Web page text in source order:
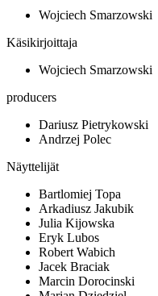
Wojciech Smarzowski
Käsikirjoittaja
Wojciech Smarzowski
producers
Dariusz Pietrykowski
Andrzej Polec
Näyttelijät
Bartlomiej Topa
Arkadiusz Jakubik
Julia Kijowska
Eryk Lubos
Robert Wabich
Jacek Braciak
Marcin Dorocinski